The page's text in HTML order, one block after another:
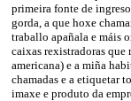
primeira fonte de
gorda, a que hoxe
traballo apañala e máis
caixas rexistradoras que
americana) e a miña
chamadas e a etiquetar
imaxe e produto da